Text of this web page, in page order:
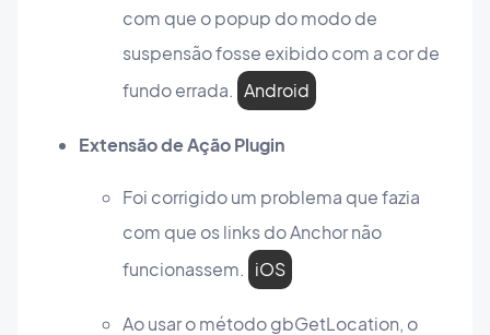
com que o popup do modo de
suspensão fosse exibido com a cor de
fundo errada. Android
Extensão de Ação Plugin
Foi corrigido um problema que fazia
com que os links do Anchor não
funcionassem. iOS
Ao usar o método gbGetLocation, o